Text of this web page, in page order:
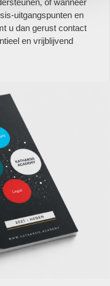
of wanneer
uitgangspunten en
u dan gerust contact
en vrijblijvend